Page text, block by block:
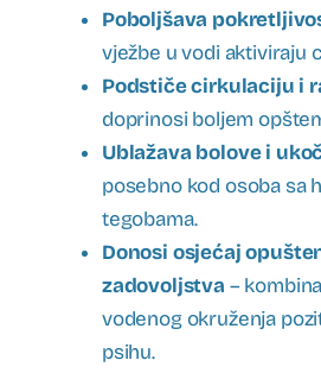
Poboljšava
vježbe u vodi aktiviraju
Podstiče cirkulaciju i
doprinosi boljem
Ublažava bolove i
posebno kod osoba sa
tegobama.
Donosi osjećaj
zadovoljstva –
vodenog okruženja
psihu.